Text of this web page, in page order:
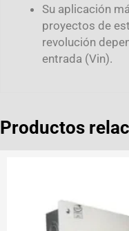
Su aplicación
proyectos de
revolución
entrada (Vin).
Productos